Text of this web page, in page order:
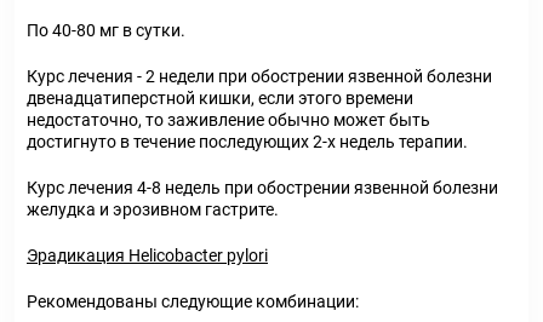
По 40-80 мг в сутки.
Курс лечения - 2 недели при обострении язвенной болезни
двенадцатиперстной кишки, если этого времени
недостаточно, то заживление обычно может быть
достигнуто в течение последующих 2-х недель терапии.
Курс лечения 4-8 недель при обострении язвенной болезни
желудка и эрозивном гастрите.
Эрадикация Helicobacter pylori
Рекомендованы следующие комбинации: